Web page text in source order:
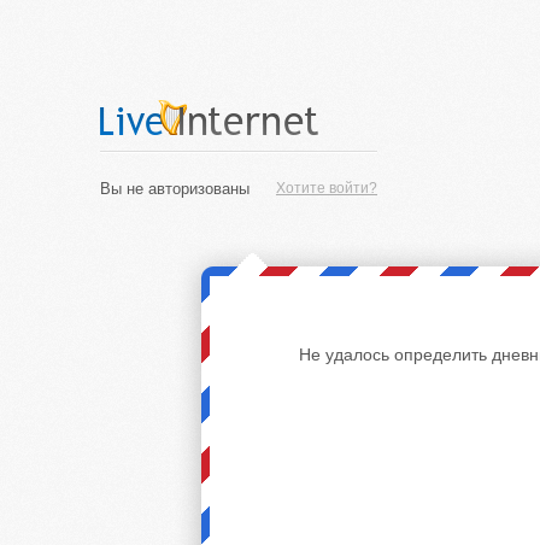
Хотите войти?
Вы не авторизованы
Не удалось определить